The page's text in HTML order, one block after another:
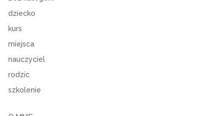
dziecko
kurs
miejsca
nauczyciel
rodzic
szkolenie